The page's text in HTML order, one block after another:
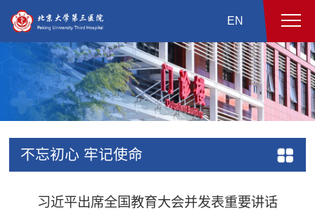
EN
不忘初心 牢记使命
习近平出席全国教育大会并发表重要讲话